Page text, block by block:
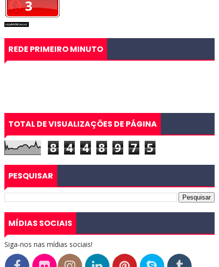
REDE PRIMEIRO MINUTO
TOTAL DE VISUALIZAÇÕES DE PÁGINA
8 4 4 8 9 7 5
PESQUISAR
MÍDIAS SOCIAIS
Siga-nos nas mídias sociais!